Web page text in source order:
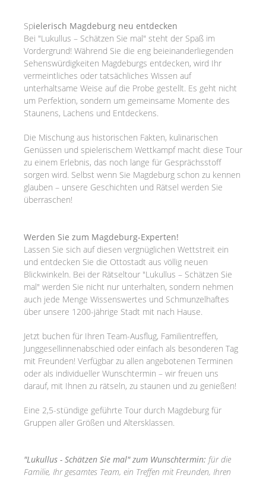
Spielerisch Magdeburg neu entdecken
Bei "Lukullus – Schätzen Sie mal" steht der Spaß im
Vordergrund! Während Sie die eng beieinanderliegenden
Sehenswürdigkeiten Magdeburgs entdecken, wird Ihr
vermeintliches oder tatsächliches Wissen auf
unterhaltsame Weise auf die Probe gestellt. Es geht nicht
um Perfektion, sondern um gemeinsame Momente des
Staunens, Lachens und Entdeckens.
Die Mischung aus historischen Fakten, kulinarischen
Genüssen und spielerischem Wettkampf macht diese Tour
zu einem Erlebnis, das noch lange für Gesprächsstoff
sorgen wird. Selbst wenn Sie Magdeburg schon zu kennen
glauben – unsere Geschichten und Rätsel werden Sie
überraschen!
Werden Sie zum Magdeburg-Experten!
Lassen Sie sich auf diesen vergnüglichen Wettstreit ein
und entdecken Sie die Ottostadt aus völlig neuen
Blickwinkeln. Bei der Rätseltour "Lukullus – Schätzen Sie
mal" werden Sie nicht nur unterhalten, sondern nehmen
auch jede Menge Wissenswertes und Schmunzelhaftes
über unsere 1200-jährige Stadt mit nach Hause.
Jetzt buchen für Ihren Team-Ausflug, Familientreffen,
Junggesellinnenabschied oder einfach als besonderen Tag
mit Freunden! Verfügbar zu allen angebotenen Terminen
oder als individueller Wunschtermin – wir freuen uns
darauf, mit Ihnen zu rätseln, zu staunen und zu genießen!
Eine 2,5-stündige geführte Tour durch Magdeburg für
Gruppen aller Größen und Altersklassen.
"Lukullus - Schätzen Sie mal" zum Wunschtermin: für die
Familie, Ihr gesamtes Team, ein Treffen mit Freunden, Ihren